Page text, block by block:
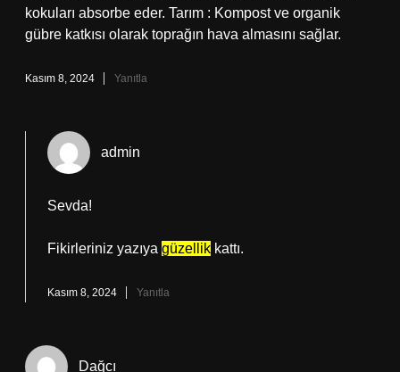
kokuları absorbe eder. Tarım : Kompost ve organik
gübre katkısı olarak toprağın hava almasını sağlar.
Kasım 8, 2024 Yanıtla
admin
Sevda!
Fikirleriniz yazıya güzellik kattı.
Kasım 8, 2024 Yanıtla
Dağcı